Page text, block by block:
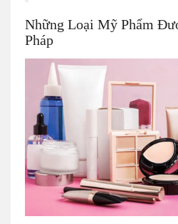
Những Loại Mỹ Phẩm
Pháp